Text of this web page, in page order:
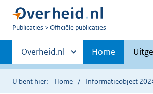
U
Publicaties Officiële publicaties
Primaire
navigatie
Andere
sites
binnen
Overheid.nl Home
U bent hier: Home Informatieobject